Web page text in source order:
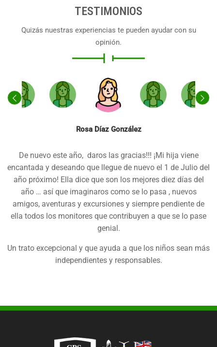
TESTIMONIOS
Quizás nuestras experiencias te pueden ayudar con su
opinión.
Rosa Díaz González
De nuevo este año, daros las gracias!!! ¡Mi hija viene
encantada y deseando que llegue de nuevo el 1 de Julio del
año próximo! Ella dice que son los mejores diez días del
año … así que imaginaros como se lo pasa , nuevos
amigos, aventuras y excursiones y siempre pendiente de
ella todos los monitores que contribuyen a que se lo pase
genial.
Un trato excepcional y que ayuda a que los niños sean más
independientes y responsables.